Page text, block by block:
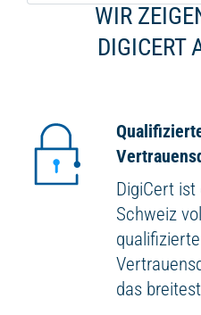
WIR
DIGICERT
DigiCert ist
Schweiz
das